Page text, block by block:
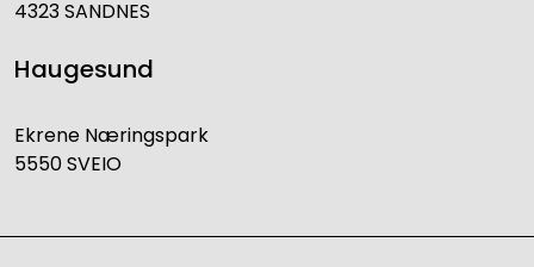
4323 SANDNES
Haugesund
Ekrene Næringspark
5550 SVEIO